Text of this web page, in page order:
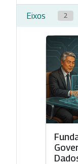
Eixos 2